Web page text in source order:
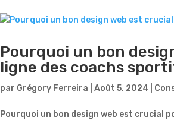
Pourquoi un bon
ligne des coachs
par Grégory Ferreira |Août 5, 2024
Pourquoi un bon design web est crucial